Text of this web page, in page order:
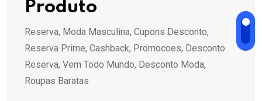
Produto
Reserva, Moda Masculina, Cupons Desconto,
Reserva Prime, Cashback, Promocoes, Desconto
Reserva, Vem Todo Mundo, Desconto Moda,
Roupas Baratas